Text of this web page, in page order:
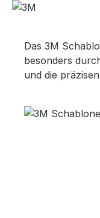
Das 3M
besonders
und die
Bildergalerie